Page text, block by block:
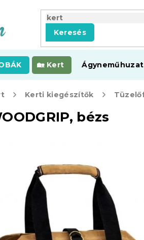
Keresés
Kert Ágyneműhuzat
Kerti kiegészítők
bézs